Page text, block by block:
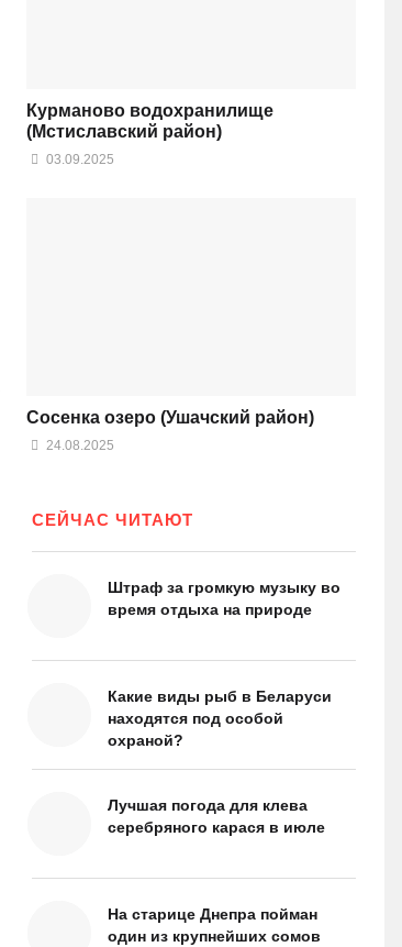
Курманово водохранилище
(Мстиславский район)
03.09.2025
Сосенка озеро (Ушачский район)
24.08.2025
СЕЙЧАС ЧИТАЮТ
Штраф за громкую музыку во
время отдыха на природе
Какие виды рыб в Беларуси
находятся под особой
охраной?
Лучшая погода для клева
серебряного карася в июле
На старице Днепра пойман
один из крупнейших сомов